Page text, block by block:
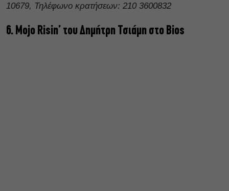
10679, Τηλέφωνο κρατήσεων: 210 3600832
6. Mojo Risin’ του Δημήτρη Τσιάμη στο Bios